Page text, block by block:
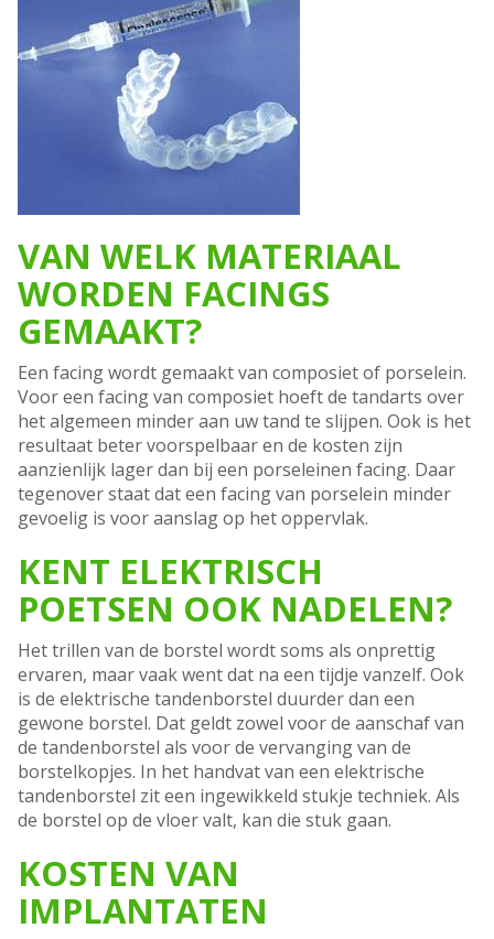
VAN WELK MATERIAAL
WORDEN FACINGS
GEMAAKT?
Een facing wordt gemaakt van composiet of porselein.
Voor een facing van composiet hoeft de tandarts over
het algemeen minder aan uw tand te slijpen. Ook is het
resultaat beter voorspelbaar en de kosten zijn
aanzienlijk lager dan bij een porseleinen facing. Daar
tegenover staat dat een facing van porselein minder
gevoelig is voor aanslag op het oppervlak.
KENT ELEKTRISCH
POETSEN OOK NADELEN?
Het trillen van de borstel wordt soms als onprettig
ervaren, maar vaak went dat na een tijdje vanzelf. Ook
is de elektrische tandenborstel duurder dan een
gewone borstel. Dat geldt zowel voor de aanschaf van
de tandenborstel als voor de vervanging van de
borstelkopjes. In het handvat van een elektrische
tandenborstel zit een ingewikkeld stukje techniek. Als
de borstel op de vloer valt, kan die stuk gaan.
KOSTEN VAN
IMPLANTATEN